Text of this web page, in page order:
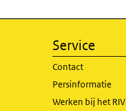
Service
Contact
Persinformatie
Werken bij het